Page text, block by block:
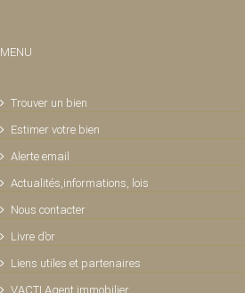
MENU
Trouver un bien
Estimer votre bien
Alerte email
Actualités,informations, lois
Nous contacter
Livre d’or
Liens utiles et partenaires
VACTI Agent immobilier